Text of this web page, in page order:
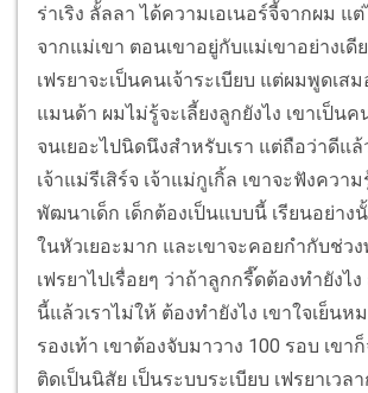
ร่าเริง ลั้ลลา ได้ความเอเนอร์จี้จากผม แ
จากแม่เขา ตอนเขาอยู่กับแม่เขาอย่างเ
เฟรยาจะเป็นคนเจ้าระเบียบ แต่ผมพูดเส
แมนด้า ผมไม่รู้จะเลี้ยงลูกยังไง เขาเป็น
จนเยอะไปนิดนึงสำหรับเรา แต่ถือว่าดีแล้
เจ้าแม่รีเสิร์จ เจ้าแม่กูเกิ้ล เขาจะฟังควา
พัฒนาเด็ก เด็กต้องเป็นแบบนี้ เรียนอย่าง
ในหัวเยอะมาก และเขาจะคอยกำกับช่ว
เฟรยาไปเรื่อยๆ ว่าถ้าลูกกรี๊ดต้องทำยังไง
นี้แล้วเราไม่ให้ ต้องทำยังไง เขาใจเย็นห
รองเท้า เขาต้องจับมาวาง 100 รอบ เขา
ติดเป็นนิสัย เป็นระบบระเบียบ เฟรยาเวล